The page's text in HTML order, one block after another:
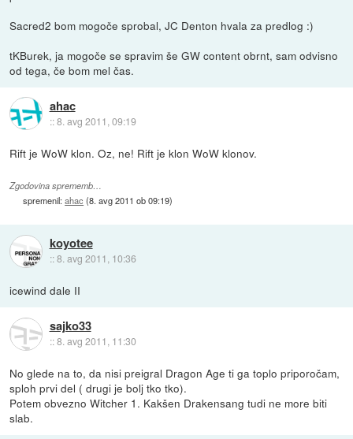
Sacred2 bom mogoče sprobal, JC Denton hvala za predlog :)
tKBurek, ja mogoče se spravim še GW content obrnt, sam odvisno
od tega, če bom mel čas.
ahac
::8. avg 2011, 09:19
Rift je WoW klon. Oz, ne! Rift je klon WoW klonov.
Zgodovina sprememb…
spremenil:ahac (8. avg 2011 ob 09:19)
koyotee
::8. avg 2011, 10:36
icewind dale II
sajko33
::8. avg 2011, 11:30
No glede na to, da nisi preigral Dragon Age ti ga toplo priporočam,
sploh prvi del ( drugi je bolj tko tko).
Potem obvezno Witcher 1. Kakšen Drakensang tudi ne more biti
slab.